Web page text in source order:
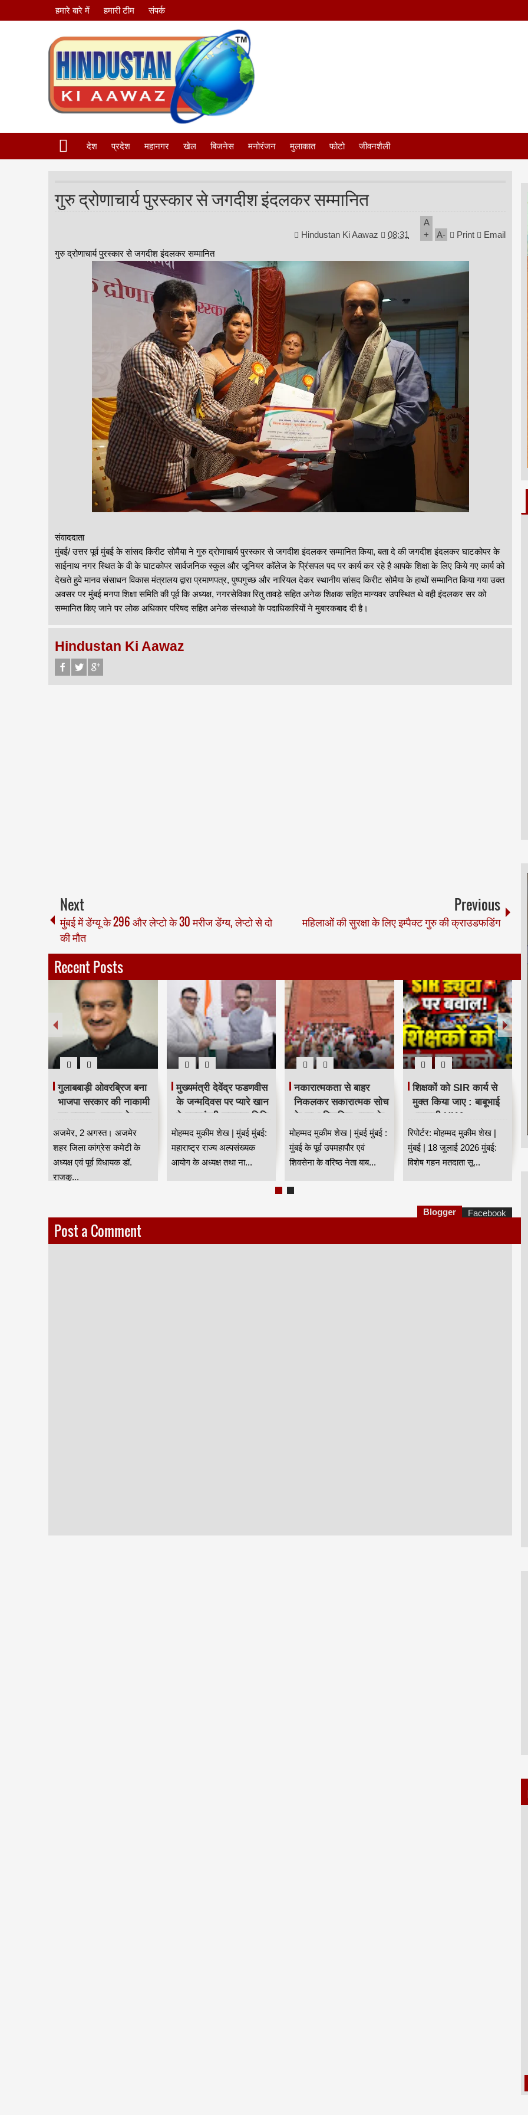
हमारे बारे में हमारी टीम संपर्क
देश प्रदेश महानगर खेल बिजनेस मनोरंजन मुलाकात फोटो जीवनशैली
गुरु द्रोणाचार्य पुरस्कार से जगदीश इंदलकर सम्मानित
Hindustan Ki Aawaz 08:31
A
+
A- Print
Email
गुरु द्रोणाचार्य पुरस्कार से जगदीश इंदलकर सम्मानित
संवाददाता
मुंबई/ उत्तर पूर्व मुंबई के सांसद किरीट सोमैया ने गुरु द्रोणाचार्य पुरस्कार से जगदीश इंदलकर सम्मानित किया, बता दे की जगदीश इंदलकर घाटकोपर के
साईनाथ नगर स्थित के वी के घाटकोपर सार्वजनिक स्कुल और जूनियर कॉलेज के प्रिंसपल पद पर कार्य कर रहे है आपके शिक्षा के लिए किये गए कार्य को
देखते हुवे मानव संसाधन विकास मंत्रालय द्वारा प्रमाणपत्र, पुष्पगुच्छ और नारियल देकर स्थानीय सांसद किरीट सोमैया के हाथों सम्मानित किया गया उक्त
अवसर पर मुंबई मनपा शिक्षा समिति की पूर्व कि अध्यक्ष, नगरसेविका रितु तावड़े सहित अनेक शिक्षक सहित मान्यवर उपस्थित थे वही इंदलकर सर को
सम्मानित किए जाने पर लोक अधिकार परिषद सहित अनेक संस्थाओ के पदाधिकारियों ने मुबारकबाद दी है।
Hindustan Ki Aawaz
Next
मुंबई में डेंग्यू के 296 और लेप्टो के 30 मरीज डेंग्य, लेप्टो से दो
की मौत
Previous
महिलाओं की सुरक्षा के लिए इम्पैक्ट गुरु की क्राउडफडिंग
Recent Posts
गुलाबबाड़ी ओवरब्रिज बना
भाजपा सरकार की नाकामी
का स्मारक, जनता के सब्र
का बांध टूटा – डॉ.
राजकुमार जयपाल HKA
अजमेर, 2 अगस्त। अजमेर
शहर जिला कांग्रेस कमेटी के
अध्यक्ष एवं पूर्व विधायक डॉ.
राजकु...
मुख्यमंत्री देवेंद्र फडणवीस
के जन्मदिवस पर प्यारे खान
ने मुख्यमंत्री सहायता निधि
में दिए ₹25 लाख
मोहम्मद मुकीम शेख | मुंबई मुंबई:
महाराष्ट्र राज्य अल्पसंख्यक
आयोग के अध्यक्ष तथा ना...
नकारात्मकता से बाहर
निकलकर सकारात्मक सोच
के साथ विकसित भारत के
निर्माण का संकल्प लें :
बाबूभाई भवानजी HKA
मोहम्मद मुकीम शेख | मुंबई मुंबई :
मुंबई के पूर्व उपमहापौर एवं
शिवसेना के वरिष्ठ नेता बाब...
शिक्षकों को SIR कार्य से
मुक्त किया जाए : बाबूभाई
भवानजी HKA
रिपोर्टर: मोहम्मद मुकीम शेख |
मुंबई | 18 जुलाई 2026 मुंबई:
विशेष गहन मतदाता सू...
Post a Comment
Blogger Facebook